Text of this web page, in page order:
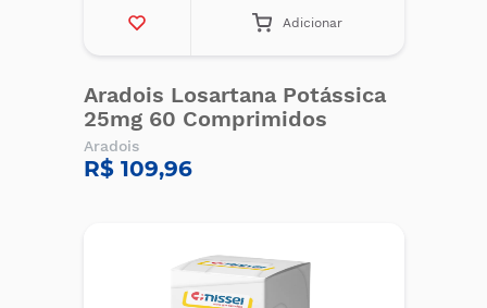
Adicionar
Aradois Losartana Potássica
25mg 60 Comprimidos
Aradois
R$ 109,96